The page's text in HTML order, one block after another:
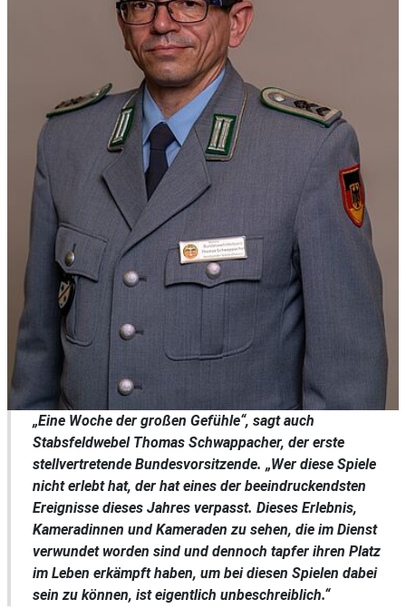
„Eine Woche der großen Gefühle“, sagt auch
Stabsfeldwebel Thomas Schwappacher, der erste
stellvertretende Bundesvorsitzende. „Wer diese Spiele
nicht erlebt hat, der hat eines der beeindruckendsten
Ereignisse dieses Jahres verpasst. Dieses Erlebnis,
Kameradinnen und Kameraden zu sehen, die im Dienst
verwundet worden sind und dennoch tapfer ihren Platz
im Leben erkämpft haben, um bei diesen Spielen dabei
sein zu können, ist eigentlich unbeschreiblich.“